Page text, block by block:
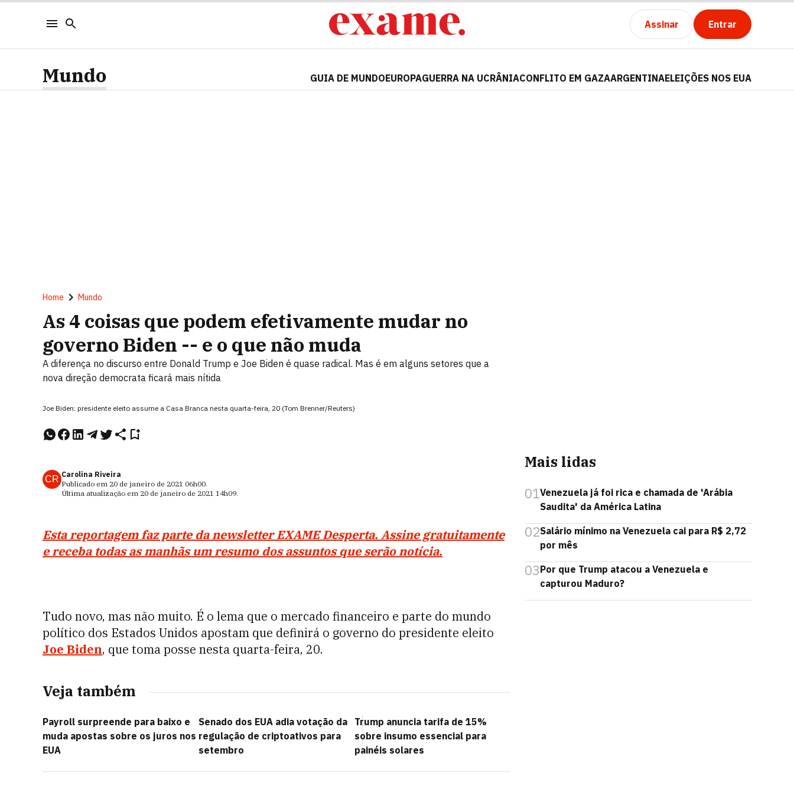
Assinar Entrar
Mundo GUIA DE MUNDOEUROPAGUERRA NA UCRÂNIACONFLITO EM GAZAARGENTINAELEIÇÕES NOS EUA
Home Mundo
As 4 coisas que podem efetivamente mudar no
governo Biden -- e o que não muda
A diferença no discurso entre Donald Trump e Joe Biden é quase radical. Mas é em alguns setores que a
nova direção democrata ficará mais nítida
Joe Biden: presidente eleito assume a Casa Branca nesta quarta-feira, 20 (Tom Brenner/Reuters)
CR Carolina Riveira
Publicado em 20 de janeiro de 2021 06h00.
Última atualização em 20 de janeiro de 2021 14h09.
Esta reportagem faz parte da newsletter EXAME Desperta. Assine gratuitamente
e receba todas as manhãs um resumo dos assuntos que serão notícia.
Tudo novo, mas não muito. É o lema que o mercado financeiro e parte do mundo
político dos Estados Unidos apostam que definirá o governo do presidente eleito
Joe Biden, que toma posse nesta quarta-feira, 20.
Veja também
Payroll surpreende para baixo e
muda apostas sobre os juros nos
EUA
Senado dos EUA adia votação da
regulação de criptoativos para
setembro
Trump anuncia tarifa de 15%
sobre insumo essencial para
painéis solares
Mais lidas
01Venezuela já foi rica e chamada de 'Arábia
Saudita' da América Latina
02Salário mínimo na Venezuela cai para R$ 2,72
por mês
03Por que Trump atacou a Venezuela e
capturou Maduro?